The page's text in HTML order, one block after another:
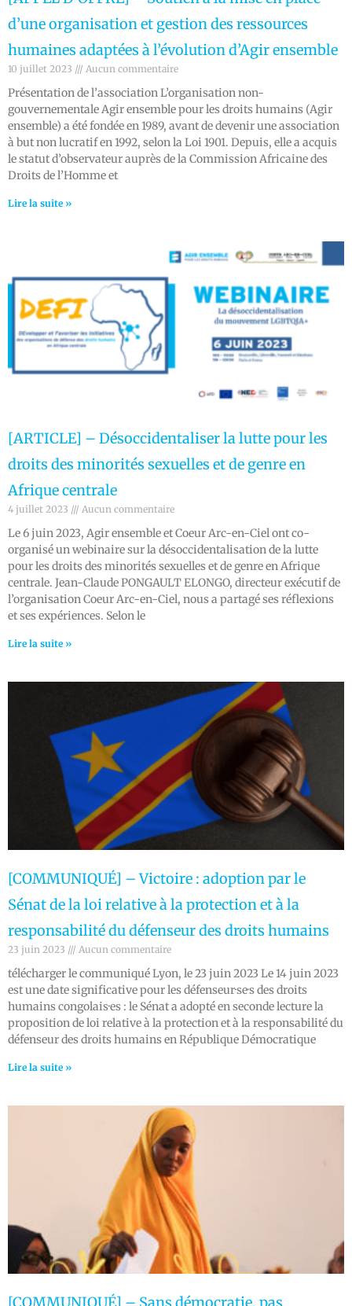
d’une organisation et gestion des ressources
humaines adaptées à l’évolution d’Agir ensemble
10 juillet 2023 Aucun commentaire
Présentation de l’association L’organisation non-
gouvernementale Agir ensemble pour les droits humains (Agir
ensemble) a été fondée en 1989, avant de devenir une association
à but non lucratif en 1992, selon la Loi 1901. Depuis, elle a acquis
le statut d’observateur auprès de la Commission Africaine des
Droits de l’Homme et
Lire la suite »
[ARTICLE] – Désoccidentaliser la lutte pour les
droits des minorités sexuelles et de genre en
Afrique centrale
4 juillet 2023 Aucun commentaire
Le 6 juin 2023, Agir ensemble et Coeur Arc-en-Ciel ont co-
organisé un webinaire sur la désoccidentalisation de la lutte
pour les droits des minorités sexuelles et de genre en Afrique
centrale. Jean-Claude PONGAULT ELONGO, directeur exécutif de
l’organisation Coeur Arc-en-Ciel, nous a partagé ses réflexions
et ses expériences. Selon le
Lire la suite »
[COMMUNIQUÉ] – Victoire : adoption par le
Sénat de la loi relative à la protection et à la
responsabilité du défenseur des droits humains
23 juin 2023 Aucun commentaire
télécharger le communiqué Lyon, le 23 juin 2023 Le 14 juin 2023
est une date significative pour les défenseur·se·s des droits
humains congolais·es : le Sénat a adopté en seconde lecture la
proposition de loi relative à la protection et à la responsabilité du
défenseur des droits humains en République Démocratique
Lire la suite »